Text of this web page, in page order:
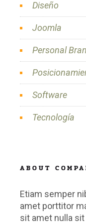
Diseño
Joomla
Personal
Software
Tecnología
ABOUT
Etiam semper
amet porttitor
sit amet nulla